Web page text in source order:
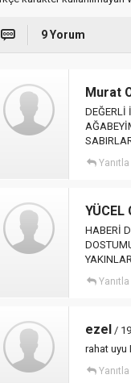
9 Yorum
Murat
DEĞERLİ
Yanıtla
YÜCEL
HABERİ
Yanıtla
ezel /
rahat uyu
Yanıtla